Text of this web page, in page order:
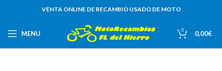
VENTA ONLINE DE RECAMBIO USADO DE MOTO
MENU 0 0,00€